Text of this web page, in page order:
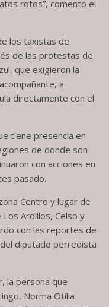
rotos”, comentó el
los taxistas de
de las protestas de
que exigieron la
a
directamente con el
tiene presencia en
de donde son
con acciones en
pasado.
Centro y lugar de
Ardillos, Celso y
con las reportes de
diputado perredista
la persona que
Norma Otilia